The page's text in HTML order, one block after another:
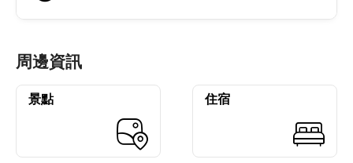
周邊資訊
景點 住宿